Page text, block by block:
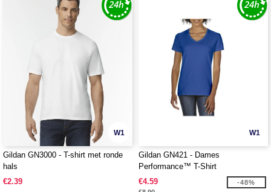
W1
Gildan GN3000 - T-shirt met ronde
hals
€2.39
W1
Gildan GN421 - Dames
Performance™ T-Shirt
€4.59
-48%